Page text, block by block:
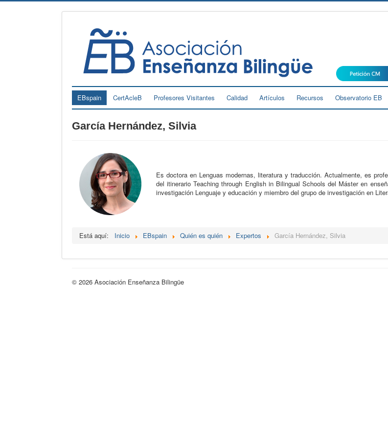
EBspain CertAcleB Profesores Visitantes Calidad Artículos Recursos Observatorio EB
García Hernández, Silvia
Es doctora en Lenguas modernas, literatura y traducción. Actualmente, es
del itinerario Teaching through English in Bilingual Schools del Máster en
investigación Lenguaje y educación y miembro del grupo de investigación en
Está aquí: Inicio EBspain Quién es quién Expertos García Hernández, Silvia
© 2026 Asociación Enseñanza Bilingüe